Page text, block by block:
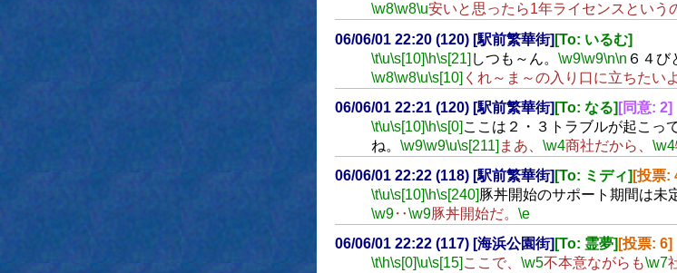
\w8\w8\u安いと思ったら1年ライセンスという
06/06/01 22:20 (120) [駅前繁華街] [To: いるむ]
\t\u\s[10]\h\s[21] しつも～ん。 \w9\w9\n\n ６４び
\w8\w8\u\s[10] くれ～ま～の入り口に立ちたい
06/06/01 22:21 (120) [駅前繁華街] [To: なる] [同意: 2]
\t\u\s[10]\h\s[0] ここは２・３トラブルが起こっ
ね。 \w9\w9\u\s[211] まあ、 \w4商社だから、 \w4
06/06/01 22:22 (118) [駅前繁華街] [To: ミディ] [投票:
\t\u\s[10]\h\s[240]豚丼開始のサポート期間は未
\w9‥\w9豚丼開始だ。 \e
06/06/01 22:22 (117) [海浜公園街] [To: 霊夢] [投票: 6]
\t\h\s[0]\u\s[15] ここで、 \w5不本意ながらも\w7